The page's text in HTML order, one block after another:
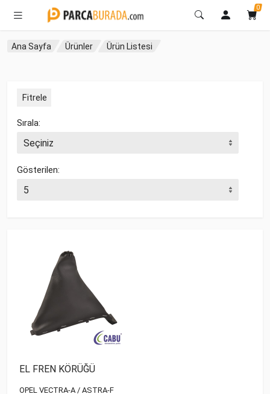
0
Ana Sayfa Ürünler Ürün Listesi
Fitrele
Sırala:
Gösterilen:
EL FREN KÖRÜĞÜ
OPEL VECTRA-A / ASTRA-F